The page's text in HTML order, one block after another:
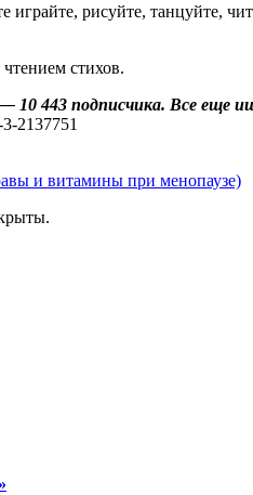
играйте, рисуйте, танцуйте,
стихов.
10 443 подписчика. Все еще
и витамины при менопаузе)